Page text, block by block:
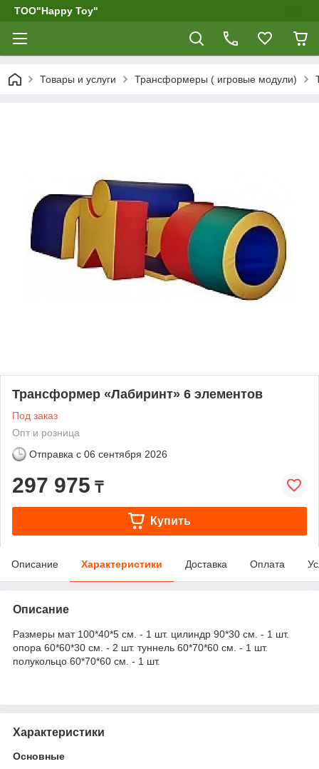
ТОО"Happy Toy"
Товары и услуги Трансформеры ( игровые модули)
Трансформер «Лабиринт» 6 элементов
Под заказ
Опт и розница
Отправка с 06 сентября 2026
297 975 ₸
Купить
Описание Характеристики Доставка Оплата
Описание
Размеры мат 100*40*5 см. - 1 шт. цилиндр 90*30 см. - 1 шт.
опора 60*60*30 см. - 2 шт. туннель 60*70*60 см. - 1 шт.
полукольцо 60*70*60 см. - 1 шт.
Характеристики
Основные